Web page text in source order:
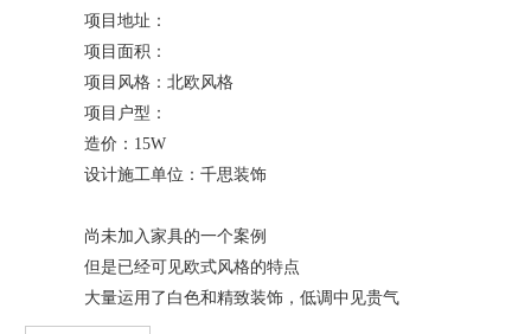
项目地址：
项目面积：
项目风格： 北欧风格
项目户型：
造价：15W
设计施工单位：千思装饰
尚未加入家具的一个案例
但是已经可见欧式风格的特点
大量运用了白色和精致装饰，低调中见贵气